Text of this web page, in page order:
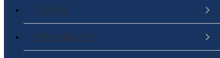
수강신청
증명서 발급안내
자격증 과정
노인인지미술 참고 동영상
직무향상 과정
직무향상 과정